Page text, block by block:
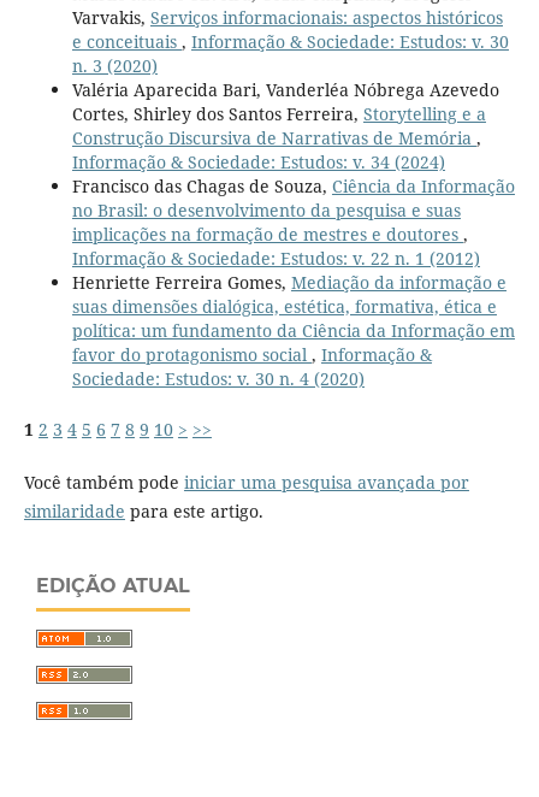
Varvakis, Serviços informacionais: aspectos históricos
e conceituais , Informação & Sociedade: Estudos: v. 30
n. 3 (2020)
Valéria Aparecida Bari, Vanderléa Nóbrega Azevedo
Cortes, Shirley dos Santos Ferreira, Storytelling e a
Construção Discursiva de Narrativas de Memória ,
Informação & Sociedade: Estudos: v. 34 (2024)
Francisco das Chagas de Souza, Ciência da Informação
no Brasil: o desenvolvimento da pesquisa e suas
implicações na formação de mestres e doutores ,
Informação & Sociedade: Estudos: v. 22 n. 1 (2012)
Henriette Ferreira Gomes, Mediação da informação e
suas dimensões dialógica, estética, formativa, ética e
política: um fundamento da Ciência da Informação em
favor do protagonismo social , Informação &
Sociedade: Estudos: v. 30 n. 4 (2020)
1 2 3 4 5 6 7 8 9 10 > >>
Você também pode iniciar uma pesquisa avançada por
similaridade para este artigo.
EDIÇÃO ATUAL